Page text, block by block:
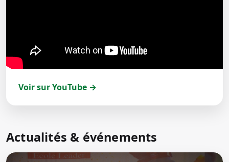
Voir sur YouTube →
Actualités & événements